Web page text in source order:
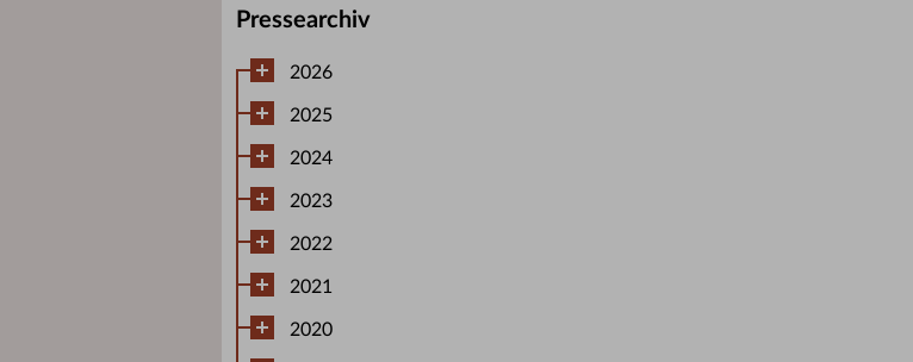
Pressearchiv
2026
2025
2024
2023
2022
2021
2020